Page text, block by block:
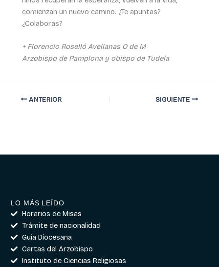
comienzan un nuevo camino. ¿Te apuntas?
¿Colaboras?
+ Florencio Roselló Avellanas O de M
Arzobispo de Pamplona y obispo de Tudela
ANTERIOR SIGUIENTE
LO MÁS LEÍDO
Horarios de Misas
Trámite de nacionalidad
Guía Diocesana
Cartas del Arzobispo
Instituto de Ciencias Religiosas